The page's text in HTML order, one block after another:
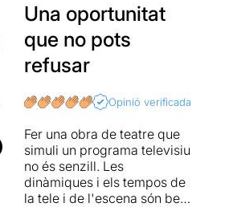
Una oportunitat
que no pots
refusar
Opinió verificada
Fer una obra de teatre que
simuli un programa televisiu
no és senzill. Les
dinàmiques i els tempos de
la tele i de l'escena són ben